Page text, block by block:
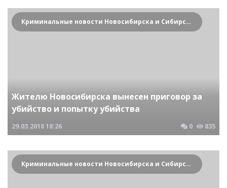
Криминальные новости Новосибирска и Сибирского региона
Жителю Новосибирска вынесен приговор за
убийство и попытку убийства
29.03.201818:26 0 835
Криминальные новости Новосибирска и Сибирского региона